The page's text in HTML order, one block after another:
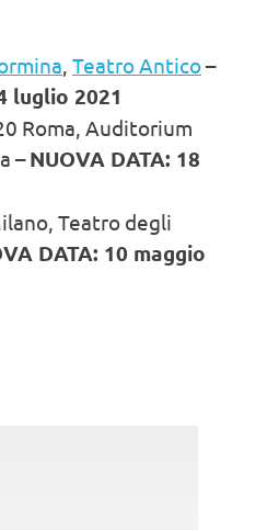
, Teatro Antico–
luglio 2021
Roma, Auditorium
–NUOVA DATA: 18
Teatro degli
DATA: 10 maggio